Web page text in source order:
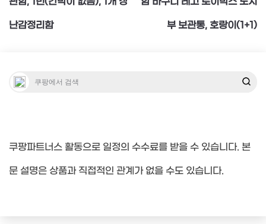
색
난감정리함 부 보관통, 호랑이(1+1)
쿠팡파트너스 활동으로 일정의 수수료를 받을 수 있습니다. 본
문 설명은 상품과 직접적인 관계가 없을 수도 있습니다.